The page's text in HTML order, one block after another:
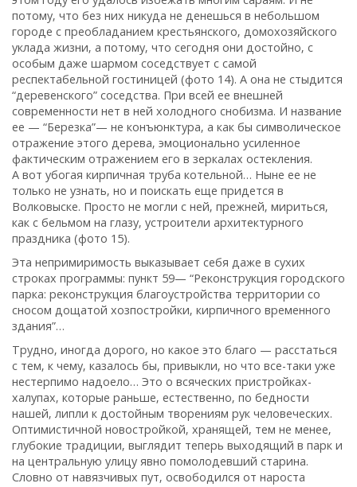
потому‚ что без них никуда не денешься в небольшом
городе с преобладанием крестьянского‚ домохозяйского
уклада жизни‚ а потому‚ что сегодня они достойно‚ с
особым даже шармом соседствует с самой
респектабельной гостиницей (фото 14). А она не стыдится
“деревенского” соседства. При всей ее внешней
современности нет в ней холодного снобизма. И название
ее — “Березка”— не конъюнктура‚ а как бы символическое
отражение этого дерева‚ эмоционально усиленное
фактическим отражением его в зеркалах остекления.
А вот убогая кирпичная труба котельной… Ныне ее не
только не узнать‚ но и поискать еще придется в
Волковыске. Просто не могли с ней‚ прежней‚ мириться‚
как с бельмом на глазу‚ устроители архитектурного
праздника (фото 15).
Эта непримиримость выказывает себя даже в сухих
строках программы: пункт 59— “Реконструкция городского
парка: реконструкция благоустройства территории со
сносом дощатой хозпостройки‚ кирпичного временного
здания”…
Трудно‚ иногда дорого‚ но какое это благо — расстаться
с тем‚ к чему‚ казалось бы‚ привыкли‚ но что все-таки уже
нестерпимо надоело… Это о всяческих пристройках-
халупах‚ которые раньше‚ естественно‚ по бедности
нашей‚ липли к достойным творениям рук человеческих.
Оптимистичной новостройкой‚ хранящей, тем не менее‚
глубокие традиции‚ выглядит теперь выходящий в парк и
на центральную улицу явно помолодевший старина.
Словно от навязчивых пут‚ освободился от нароста